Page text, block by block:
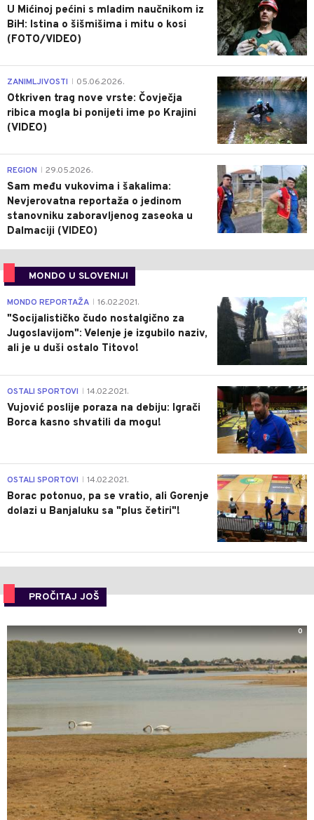
U Mićinoj pećini s mladim naučnikom iz
BiH: Istina o šišmišima i mitu o kosi
(FOTO/VIDEO)
0
ZANIMLJIVOSTI 05.06.2026.
Otkriven trag nove vrste: Čovječja
ribica mogla bi ponijeti ime po Krajini
(VIDEO)
0
REGION 29.05.2026.
Sam među vukovima i šakalima:
Nevjerovatna reportaža o jedinom
stanovniku zaboravljenog zaseoka u
Dalmaciji (VIDEO)
MONDO U SLOVENIJI
4
MONDO REPORTAŽA 16.02.2021.
"Socijalističko čudo nostalgično za
Jugoslavijom": Velenje je izgubilo naziv,
ali je u duši ostalo Titovo!
1
OSTALI SPORTOVI 14.02.2021.
Vujović poslije poraza na debiju: Igrači
Borca kasno shvatili da mogu!
3
OSTALI SPORTOVI 14.02.2021.
Borac potonuo, pa se vratio, ali Gorenje
dolazi u Banjaluku sa "plus četiri"!
PROČITAJ JOŠ
0